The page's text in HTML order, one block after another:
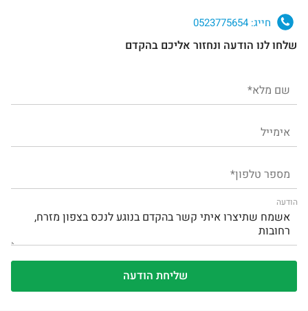
חייג:
שלחו לנו הודעה ונחזור אליכם בהקדם
הודעה